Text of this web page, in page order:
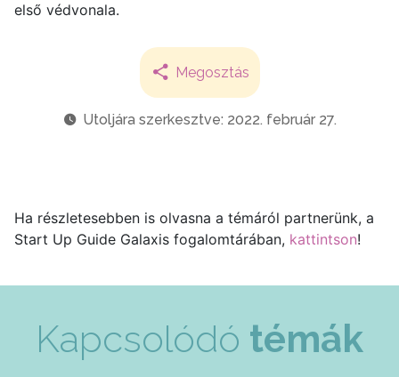
első védvonala.
Megosztás
Utoljára szerkesztve: 2022. február 27.
Ha részletesebben is olvasna a témáról partnerünk, a
Start Up Guide Galaxis fogalomtárában, kattintson!
Kapcsolódó témák